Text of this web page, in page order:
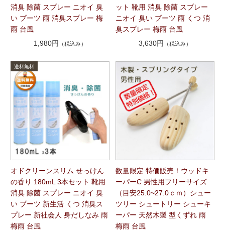
消臭 除菌 スプレー ニオイ 臭
い ブーツ 雨 消臭スプレー 梅
雨 台風
1,980円
（税込み）
ット 靴用 消臭 除菌 スプレー
ニオイ 臭い ブーツ 雨 くつ 消
臭スプレー 梅雨 台風
3,630円
（税込み）
オドクリーンスリム せっけん
の香り 180mL 3本セット 靴用
消臭 除菌 スプレー ニオイ 臭
い ブーツ 新生活 くつ 消臭ス
プレー 新社会人 身だしなみ 雨
梅雨 台風
数量限定 特価販売！ウッドキ
ーパーC 男性用フリーサイズ
（目安25.0~27.0ｃｍ）シュー
ツリー シュートリー シューキ
ーパー 天然木製 型くずれ 雨
梅雨 台風